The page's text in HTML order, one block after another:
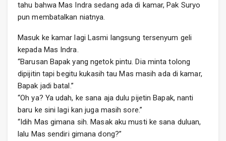
tahu bahwa Mas Indra sedang ada di kamar, Pak Suryo
pun membatalkan niatnya.
Masuk ke kamar lagi Lasmi langsung tersenyum geli
kepada Mas Indra.
“Barusan Bapak yang ngetok pintu. Dia minta tolong
dipijitin tapi begitu kukasih tau Mas masih ada di kamar,
Bapak jadi batal.”
“Oh ya? Ya udah, ke sana aja dulu pijetin Bapak, nanti
baru ke sini lagi kan juga masih sore.”
“Idih Mas gimana sih. Masak aku musti ke sana duluan,
lalu Mas sendiri gimana dong?”